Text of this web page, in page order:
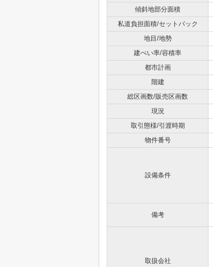
傾斜地部分面積
私道負担面積/セットバック
地目/地勢
建ぺい率/容積率
都市計画
階建
総区画数/販売区画数
現況
取引態様/引渡時期
物件番号
設備条件
備考
取扱会社